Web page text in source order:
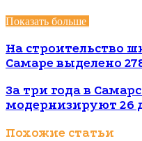
Показать больше
На строи­тельство
Самаре выделено
За три года в
модернизируют 26
Похожие статьи